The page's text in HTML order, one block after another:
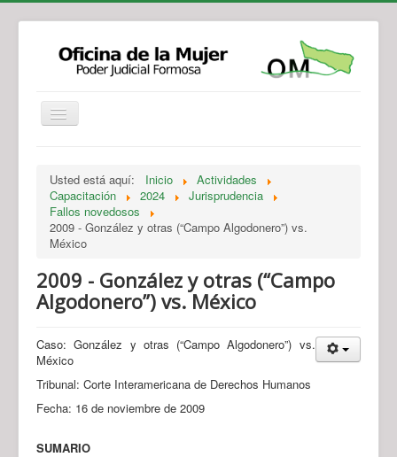
Legislación
Novedades
Recursos y Servicios de Atención
Usted está aquí: Inicio
Actividades
Capacitación
2024
Jurisprudencia
Fallos novedosos
2009 - González y otras (“Campo Algodonero”) vs.
México
2009 - González y otras (“Campo
Algodonero”) vs. México
Caso: González y otras (“Campo Algodonero”) vs.
México
Tribunal: Corte Interamericana de Derechos Humanos
Fecha: 16 de noviembre de 2009
SUMARIO